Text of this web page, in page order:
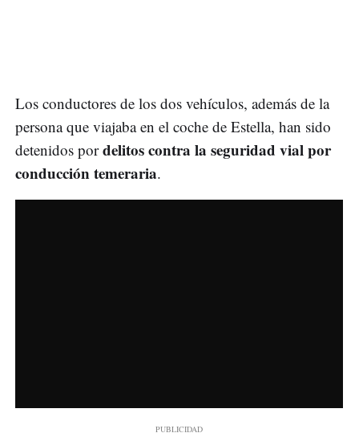
Los conductores de los dos vehículos, además de la
persona que viajaba en el coche de Estella, han sido
detenidos pordelitos contra la seguridad vial por
conducción temeraria.